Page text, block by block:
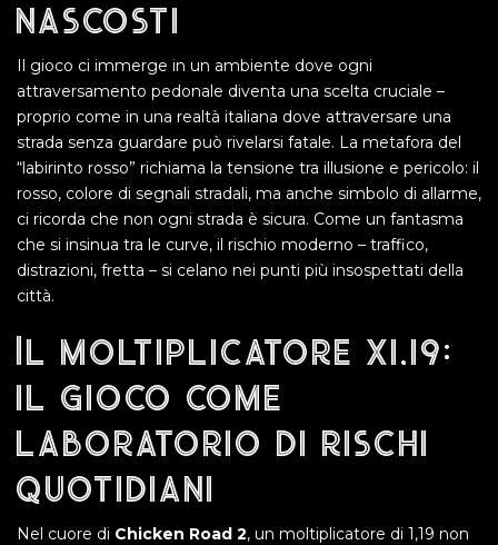
nascosti
Il gioco ci immerge in un ambiente dove ogni
attraversamento pedonale diventa una scelta cruciale –
proprio come in una realtà italiana dove attraversare una
strada senza guardare può rivelarsi fatale. La metafora del
“labirinto rosso” richiama la tensione tra illusione e pericolo: il
rosso, colore di segnali stradali, ma anche simbolo di allarme,
ci ricorda che non ogni strada è sicura. Come un fantasma
che si insinua tra le curve, il rischio moderno – traffico,
distrazioni, fretta – si celano nei punti più insospettati della
città.
Il moltiplicatore x1,19:
il gioco come
laboratorio di rischi
quotidiani
Nel cuore di Chicken Road 2, un moltiplicatore di 1,19 non